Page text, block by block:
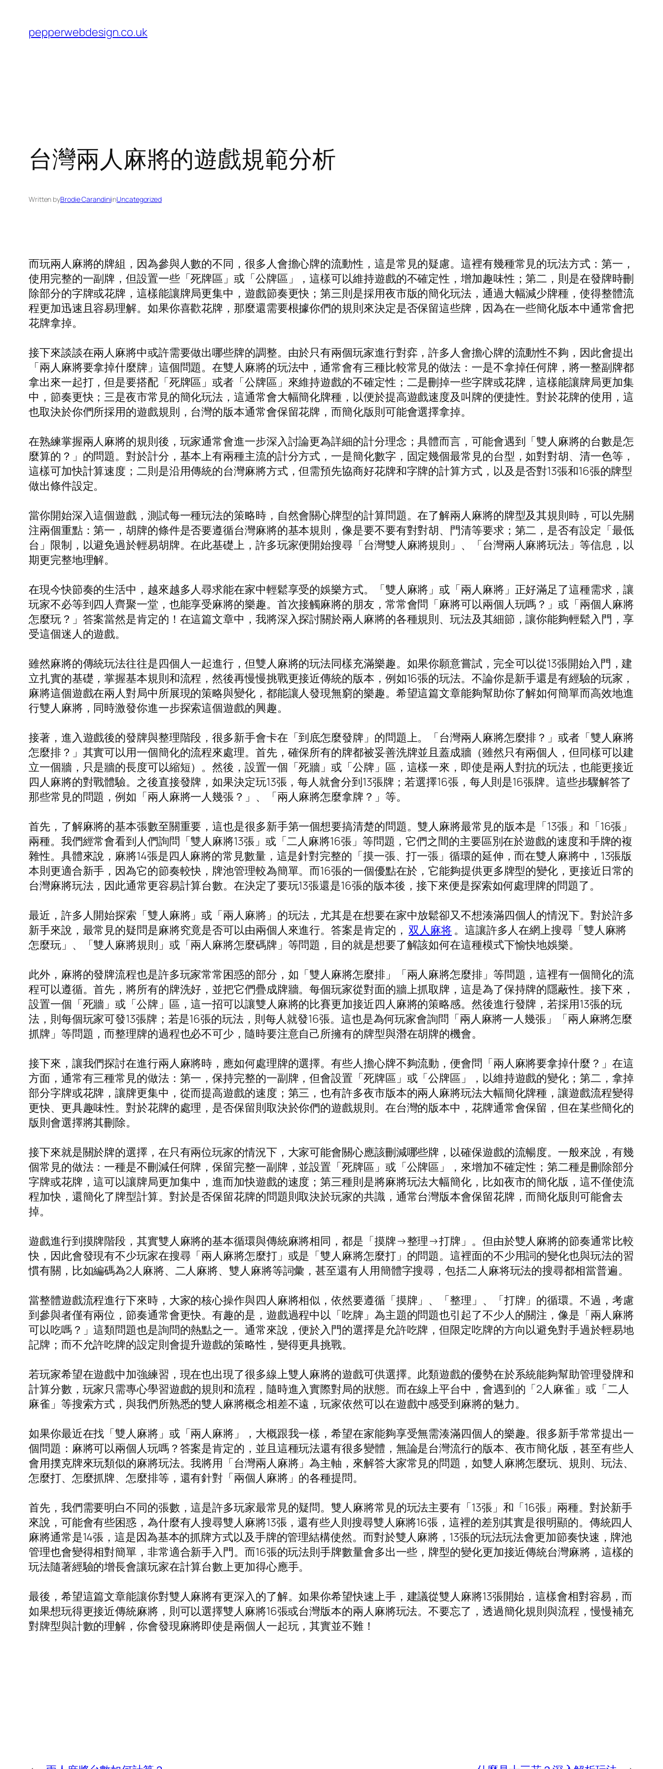
content
pepperwebdesign.co.uk
台灣兩人麻將的遊戲規範分析
Written byBrodie CarandiniinUncategorized
而玩兩人麻將的牌組，因為參與人數的不同，很多人會擔心牌的流動性，這是常見的疑慮。這裡有幾種常見的玩法方式：第一，
使用完整的一副牌，但設置一些「死牌區」或「公牌區」，這樣可以維持遊戲的不確定性，增加趣味性；第二，則是在發牌時刪
除部分的字牌或花牌，這樣能讓牌局更集中，遊戲節奏更快；第三則是採用夜市版的簡化玩法，通過大幅減少牌種，使得整體流
程更加迅速且容易理解。如果你喜歡花牌，那麼還需要根據你們的規則來決定是否保留這些牌，因為在一些簡化版本中通常會把
花牌拿掉。
接下來談談在兩人麻將中或許需要做出哪些牌的調整。由於只有兩個玩家進行對弈，許多人會擔心牌的流動性不夠，因此會提出
「兩人麻將要拿掉什麼牌」這個問題。在雙人麻將的玩法中，通常會有三種比較常見的做法：一是不拿掉任何牌，將一整副牌都
拿出來一起打，但是要搭配「死牌區」或者「公牌區」來維持遊戲的不確定性；二是刪掉一些字牌或花牌，這樣能讓牌局更加集
中，節奏更快；三是夜市常見的簡化玩法，這通常會大幅簡化牌種，以便於提高遊戲速度及叫牌的便捷性。對於花牌的使用，這
也取決於你們所採用的遊戲規則，台灣的版本通常會保留花牌，而簡化版則可能會選擇拿掉。
在熟練掌握兩人麻將的規則後，玩家通常會進一步深入討論更為詳細的計分理念；具體而言，可能會遇到「雙人麻將的台數是怎
麼算的？」的問題。對於計分，基本上有兩種主流的計分方式，一是簡化數字，固定幾個最常見的台型，如對對胡、清一色等，
這樣可加快計算速度；二則是沿用傳統的台灣麻將方式，但需預先協商好花牌和字牌的計算方式，以及是否對13張和16張的牌型
做出條件設定。
當你開始深入這個遊戲，測試每一種玩法的策略時，自然會關心牌型的計算問題。在了解兩人麻將的牌型及其規則時，可以先關
注兩個重點：第一，胡牌的條件是否要遵循台灣麻將的基本規則，像是要不要有對對胡、門清等要求；第二，是否有設定「最低
台」限制，以避免過於輕易胡牌。在此基礎上，許多玩家便開始搜尋「台灣雙人麻將規則」、「台灣兩人麻將玩法」等信息，以
期更完整地理解。
在現今快節奏的生活中，越來越多人尋求能在家中輕鬆享受的娛樂方式。「雙人麻將」或「兩人麻將」正好滿足了這種需求，讓
玩家不必等到四人齊聚一堂，也能享受麻將的樂趣。首次接觸麻將的朋友，常常會問「麻將可以兩個人玩嗎？」或「兩個人麻將
怎麼玩？」答案當然是肯定的！在這篇文章中，我將深入探討關於兩人麻將的各種規則、玩法及其細節，讓你能夠輕鬆入門，享
受這個迷人的遊戲。
雖然麻將的傳統玩法往往是四個人一起進行，但雙人麻將的玩法同樣充滿樂趣。如果你願意嘗試，完全可以從13張開始入門，建
立扎實的基礎，掌握基本規則和流程，然後再慢慢挑戰更接近傳統的版本，例如16張的玩法。不論你是新手還是有經驗的玩家，
麻將這個遊戲在兩人對局中所展現的策略與變化，都能讓人發現無窮的樂趣。希望這篇文章能夠幫助你了解如何簡單而高效地進
行雙人麻將，同時激發你進一步探索這個遊戲的興趣。
接著，進入遊戲後的發牌與整理階段，很多新手會卡在「到底怎麼發牌」的問題上。「台灣兩人麻將怎麼排？」或者「雙人麻將
怎麼排？」其實可以用一個簡化的流程來處理。首先，確保所有的牌都被妥善洗牌並且蓋成牆（雖然只有兩個人，但同樣可以建
立一個牆，只是牆的長度可以縮短）。然後，設置一個「死牆」或「公牌」區，這樣一來，即使是兩人對抗的玩法，也能更接近
四人麻將的對戰體驗。之後直接發牌，如果決定玩13張，每人就會分到13張牌；若選擇16張，每人則是16張牌。這些步驟解答了
那些常見的問題，例如「兩人麻將一人幾張？」、「兩人麻將怎麼拿牌？」等。
首先，了解麻將的基本張數至關重要，這也是很多新手第一個想要搞清楚的問題。雙人麻將最常見的版本是「13張」和「16張」
兩種。我們經常會看到人們詢問「雙人麻將13張」或「二人麻將16張」等問題，它們之間的主要區別在於遊戲的速度和手牌的複
雜性。具體來說，麻將14張是四人麻將的常見數量，這是針對完整的「摸一張、打一張」循環的延伸，而在雙人麻將中，13張版
本則更適合新手，因為它的節奏較快，牌池管理較為簡單。而16張的一個優點在於，它能夠提供更多牌型的變化，更接近日常的
台灣麻將玩法，因此通常更容易計算台數。在決定了要玩13張還是16張的版本後，接下來便是探索如何處理牌的問題了。
最近，許多人開始探索「雙人麻將」或「兩人麻將」的玩法，尤其是在想要在家中放鬆卻又不想湊滿四個人的情況下。對於許多
新手來說，最常見的疑問是麻將究竟是否可以由兩個人來進行。答案是肯定的，双人麻将 。這讓許多人在網上搜尋「雙人麻將
怎麼玩」、「雙人麻將規則」或「兩人麻將怎麼碼牌」等問題，目的就是想要了解該如何在這種模式下愉快地娛樂。
此外，麻將的發牌流程也是許多玩家常常困惑的部分，如「雙人麻將怎麼排」「兩人麻將怎麼排」等問題，這裡有一個簡化的流
程可以遵循。首先，將所有的牌洗好，並把它們疊成牌牆。每個玩家從對面的牆上抓取牌，這是為了保持牌的隱蔽性。接下來，
設置一個「死牆」或「公牌」區，這一招可以讓雙人麻將的比賽更加接近四人麻將的策略感。然後進行發牌，若採用13張的玩
法，則每個玩家可發13張牌；若是16張的玩法，則每人就發16張。這也是為何玩家會詢問「兩人麻將一人幾張」「兩人麻將怎麼
抓牌」等問題，而整理牌的過程也必不可少，隨時要注意自己所擁有的牌型與潛在胡牌的機會。
接下來，讓我們探討在進行兩人麻將時，應如何處理牌的選擇。有些人擔心牌不夠流動，便會問「兩人麻將要拿掉什麼？」在這
方面，通常有三種常見的做法：第一，保持完整的一副牌，但會設置「死牌區」或「公牌區」，以維持遊戲的變化；第二，拿掉
部分字牌或花牌，讓牌更集中，從而提高遊戲的速度；第三，也有許多夜市版本的兩人麻將玩法大幅簡化牌種，讓遊戲流程變得
更快、更具趣味性。對於花牌的處理，是否保留則取決於你們的遊戲規則。在台灣的版本中，花牌通常會保留，但在某些簡化的
版則會選擇將其刪除。
接下來就是關於牌的選擇，在只有兩位玩家的情況下，大家可能會關心應該刪減哪些牌，以確保遊戲的流暢度。一般來說，有幾
個常見的做法：一種是不刪減任何牌，保留完整一副牌，並設置「死牌區」或「公牌區」，來增加不確定性；第二種是刪除部分
字牌或花牌，這可以讓牌局更加集中，進而加快遊戲的速度；第三種則是將麻將玩法大幅簡化，比如夜市的簡化版，這不僅使流
程加快，還簡化了牌型計算。對於是否保留花牌的問題則取決於玩家的共識，通常台灣版本會保留花牌，而簡化版則可能會去
掉。
遊戲進行到摸牌階段，其實雙人麻將的基本循環與傳統麻將相同，都是「摸牌→整理→打牌」。但由於雙人麻將的節奏通常比較
快，因此會發現有不少玩家在搜尋「兩人麻將怎麼打」或是「雙人麻將怎麼打」的問題。這裡面的不少用詞的變化也與玩法的習
慣有關，比如編碼為2人麻將、二人麻將、雙人麻將等詞彙，甚至還有人用簡體字搜尋，包括二人麻将玩法的搜尋都相當普遍。
當整體遊戲流程進行下來時，大家的核心操作與四人麻將相似，依然要遵循「摸牌」、「整理」、「打牌」的循環。不過，考慮
到參與者僅有兩位，節奏通常會更快。有趣的是，遊戲過程中以「吃牌」為主題的問題也引起了不少人的關注，像是「兩人麻將
可以吃嗎？」這類問題也是詢問的熱點之一。通常來說，便於入門的選擇是允許吃牌，但限定吃牌的方向以避免對手過於輕易地
記牌；而不允許吃牌的設定則會提升遊戲的策略性，變得更具挑戰。
若玩家希望在遊戲中加強練習，現在也出現了很多線上雙人麻將的遊戲可供選擇。此類遊戲的優勢在於系統能夠幫助管理發牌和
計算分數，玩家只需專心學習遊戲的規則和流程，隨時進入實際對局的狀態。而在線上平台中，會遇到的「2人麻雀」或「二人
麻雀」等搜索方式，與我們所熟悉的雙人麻將概念相差不遠，玩家依然可以在遊戲中感受到麻將的魅力。
如果你最近在找「雙人麻將」或「兩人麻將」，大概跟我一樣，希望在家能夠享受無需湊滿四個人的樂趣。很多新手常常提出一
個問題：麻將可以兩個人玩嗎？答案是肯定的，並且這種玩法還有很多變體，無論是台灣流行的版本、夜市簡化版，甚至有些人
會用撲克牌來玩類似的麻將玩法。我將用「台灣兩人麻將」為主軸，來解答大家常見的問題，如雙人麻將怎麼玩、規則、玩法、
怎麼打、怎麼抓牌、怎麼排等，還有針對「兩個人麻將」的各種提問。
首先，我們需要明白不同的張數，這是許多玩家最常見的疑問。雙人麻將常見的玩法主要有「13張」和「16張」兩種。對於新手
來說，可能會有些困惑，為什麼有人搜尋雙人麻將13張，還有些人則搜尋雙人麻將16張，這裡的差別其實是很明顯的。傳統四人
麻將通常是14張，這是因為基本的抓牌方式以及手牌的管理結構使然。而對於雙人麻將，13張的玩法玩法會更加節奏快速，牌池
管理也會變得相對簡單，非常適合新手入門。而16張的玩法則手牌數量會多出一些，牌型的變化更加接近傳統台灣麻將，這樣的
玩法隨著經驗的增長會讓玩家在計算台數上更加得心應手。
最後，希望這篇文章能讓你對雙人麻將有更深入的了解。如果你希望快速上手，建議從雙人麻將13張開始，這樣會相對容易，而
如果想玩得更接近傳統麻將，則可以選擇雙人麻將16張或台灣版本的兩人麻將玩法。不要忘了，透過簡化規則與流程，慢慢補充
對牌型與計數的理解，你會發現麻將即使是兩個人一起玩，其實並不難！